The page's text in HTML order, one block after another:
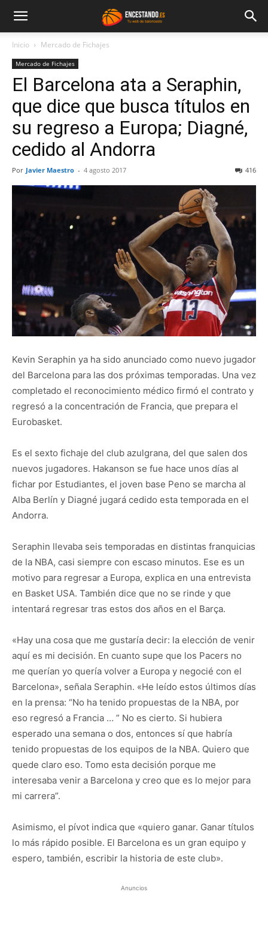
Inicio Mercado de Fichajes
Mercado de Fichajes
El Barcelona ata a Seraphin,
que dice que busca títulos en
su regreso a Europa; Diagné,
cedido al Andorra
Por Javier Maestro - 4 agosto 2017 416
Kevin Seraphin ya ha sido anunciado como nuevo jugador
del Barcelona para las dos próximas temporadas. Una vez
completado el reconocimiento médico firmó el contrato y
regresó a la concentración de Francia, que prepara el
Eurobasket.
Es el sexto fichaje del club azulgrana, del que salen dos
nuevos jugadores. Hakanson se fue hace unos días al
fichar por Estudiantes, el joven base Peno se marcha al
Alba Berlín y Diagné jugará cedido esta temporada en el
Andorra.
Seraphin llevaba seis temporadas en distintas franquicias
de la NBA, casi siempre con escaso minutos. Ese es un
motivo para regresar a Europa, explica en una entrevista
en Basket USA. También dice que no se rinde y que
intentará regresar tras estos dos años en el Barça.
«Hay una cosa que me gustaría decir: la elección de venir
aquí es mi decisión. En cuanto supe que los Pacers no
me querían yo quería volver a Europa y negocié con el
Barcelona», señala Seraphin. «He leído estos últimos días
en la prensa: “No ha tenido propuestas de la NBA, por
eso regresó a Francia … ” No es cierto. Si hubiera
esperado una semana o dos, entonces sí que habría
tenido propuestas de los equipos de la NBA. Quiero que
quede claro eso. Tomo esta decisión porque me
interesaba venir a Barcelona y creo que es lo mejor para
mi carrera”.
Asimismo, el pívot indica que «quiero ganar. Ganar títulos
lo más rápido posible. El Barcelona es un gran equipo y
espero, también, escribir la historia de este club».
Anuncios